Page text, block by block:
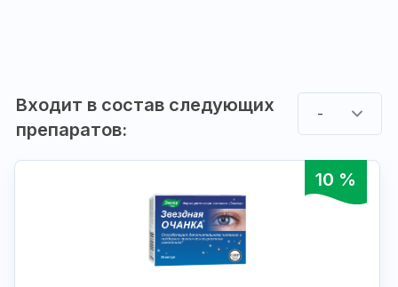
Входит в состав следующих
препаратов:
-
10 %